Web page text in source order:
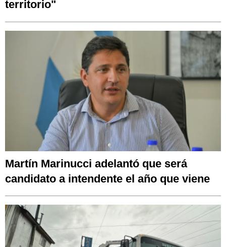
territorio"
Martín Marinucci adelantó que será
candidato a intendente el año que viene